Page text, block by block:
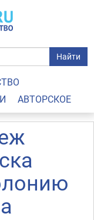
Найти
АВТОРСКОЕ